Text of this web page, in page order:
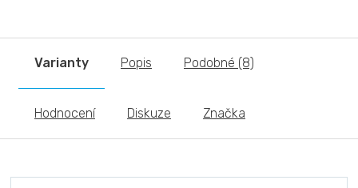
Varianty Popis Podobné (8)
Hodnocení Diskuze Značka